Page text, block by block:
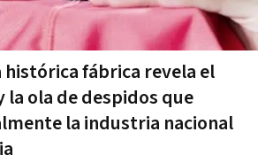
histórica fábrica revela el
la ola de despidos que
la industria nacional